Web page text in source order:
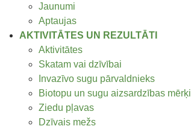
Jaunumi
Aptaujas
AKTIVITĀTES UN REZULTĀTI
Aktivitātes
Skatam vai dzīvībai
Invazīvo sugu pārvaldnieks
Biotopu un sugu aizsardzības mērķi
Ziedu pļavas
Dzīvais mežs